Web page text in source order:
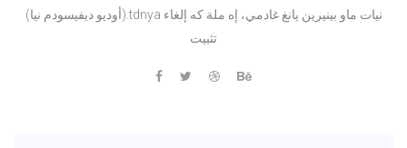
(أوديو ديفيسودم نيا).tdnya نيات ماو بينيرين يانغ غادمي، إه ملة كه إلغاء
تثبيت